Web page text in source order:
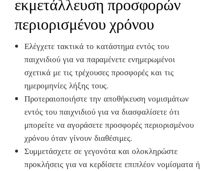
περιορισμένου χρόνου
Ελέγχετε τακτικά το κατάστημα εντός του
παιχνιδιού για να παραμένετε ενημερωμένοι
σχετικά με τις τρέχουσες προσφορές και τις
ημερομηνίες λήξης τους.
Προτεραιοποιήστε την αποθήκευση νομισμάτων
εντός του παιχνιδιού για να διασφαλίσετε ότι
μπορείτε να αγοράσετε προσφορές περιορισμένου
χρόνου όταν γίνουν διαθέσιμες.
Συμμετάσχετε σε γεγονότα και ολοκληρώστε
προκλήσεις για να κερδίσετε επιπλέον νομίσματα ή